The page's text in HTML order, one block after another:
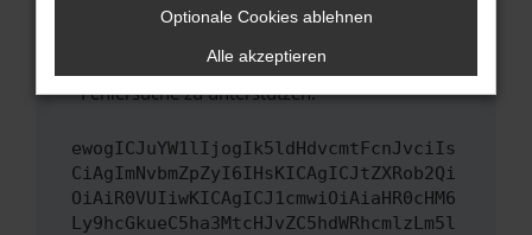
hast, kontaktiere uns bitte. Wir werden
uns diesen Text schicken, um uns bei der
Fehlersuche zu unterstützen:
ewogICJuYW1lIjogIk5ldHdvcmtFcnJvciIs
CiAgImNvbmZpZyI6IHsKICAgICJtZXRob2Qi
OiAiR0VUIiwKICAgICJ1cmwiOiAiaHR0cHM6
Ly9hcGkueC5ha3MtcHJvZC5hdWRhcmlzLm5l
Optionale Cookies ablehnen
Alle akzeptieren